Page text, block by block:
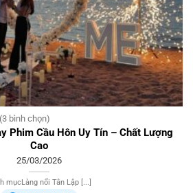
bình chọn)
Phim Cầu Hôn Uy Tín – Chất Lượng
Cao
25/03/2026
mụcLàng nổi Tân Lập [...]